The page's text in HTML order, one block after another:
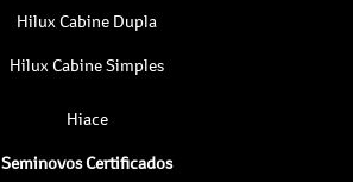
Hilux Cabine Dupla
Hilux Cabine Simples
Hiace
Seminovos Certificados